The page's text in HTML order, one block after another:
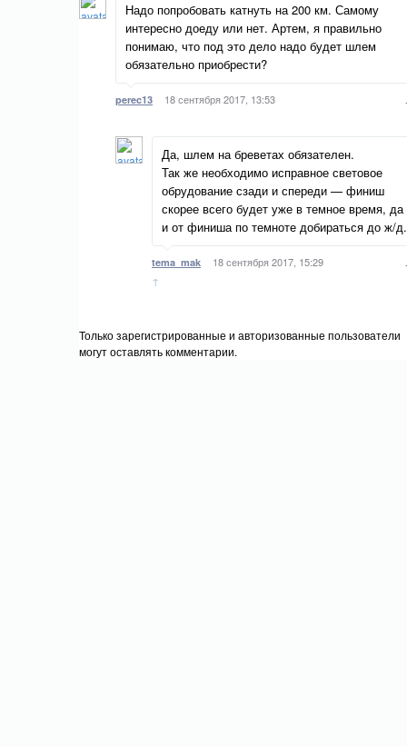
Надо попробовать катнуть на 200 км. Самому
интересно доеду или нет. Артем, я правильно
понимаю, что под это дело надо будет шлем
обязательно приобрести?
perec13 18 сентября 2017, 13:53
Да, шлем на бреветах обязателен.
Так же необходимо исправное световое
обрудование сзади и спереди — финиш
скорее всего будет уже в темное время, да
и от финиша по темноте добираться до ж/д.
tema_mak 18 сентября 2017, 15:29
↑
Только зарегистрированные и авторизованные пользователи
могут оставлять комментарии.